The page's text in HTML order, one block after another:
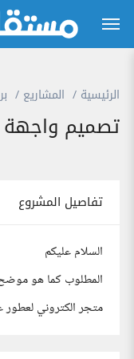
الرئيسية المشاريع
تصميم
تفاصيل المشروع
السلام عليكم
المطلوب كما هو موضح
متجر الكتروني